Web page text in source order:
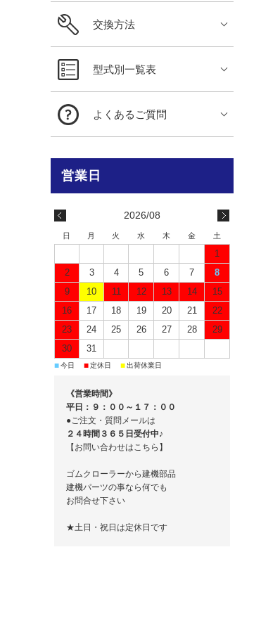
交換方法
型式別一覧表
よくあるご質問
2026/08
日 月 火 水 木 金 土
1
2
3 4 5 6 7
8
9
10 11 12 13 14
15
16
17 18 19 20 21
22
23
24 25 26 27 28
29
30
31
■今日 ■定休日 ■出荷休業日
《営業時間》
平日：９：００～１７：００
●ご注文・質問メールは
２４時間３６５日受付中♪
【お問い合わせはこちら】
ゴムクローラーから建機部品
建機パーツの事なら何でも
お問合せ下さい
★土日・祝日は定休日です